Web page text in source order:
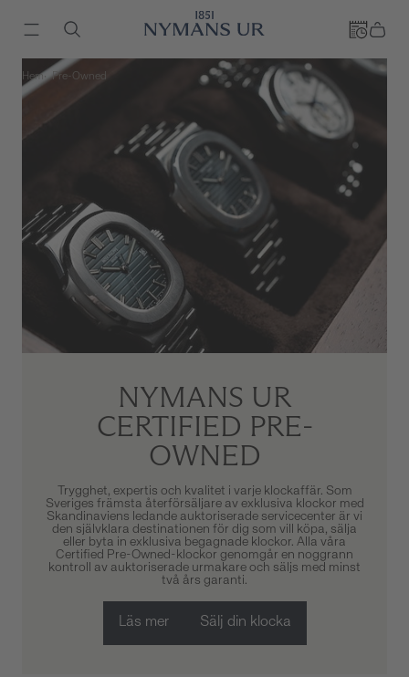
Hem Pre-Owned
NYMANS UR
CERTIFIED PRE-
OWNED
Trygghet, expertis och kvalitet i varje klockaffär. Som
Sveriges främsta återförsäljare av exklusiva klockor med
Skandinaviens ledande auktoriserade servicecenter är vi
den självklara destinationen för dig som vill köpa, sälja
eller byta in exklusiva begagnade klockor. Alla våra
Certified Pre-Owned-klockor genomgår en noggrann
kontroll av auktoriserade urmakare och säljs med minst
två års garanti.
Läs mer Sälj din klocka